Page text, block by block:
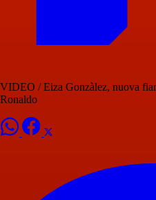
VIDEO / Eiza Gonzàlez, nuova
Ronaldo